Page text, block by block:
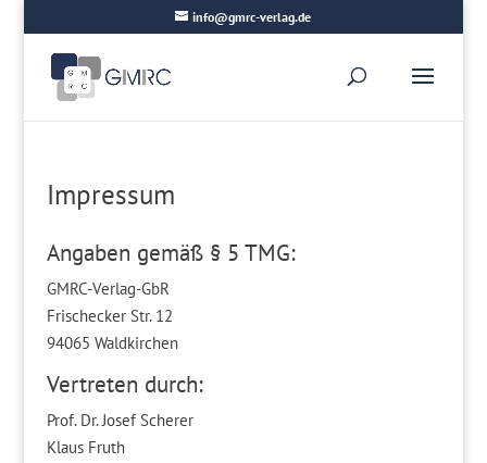
info@gmrc-verlag.de
Impressum
Angaben gemäß § 5 TMG:
GMRC-Verlag-GbR
Frischecker Str. 12
94065 Waldkirchen
Vertreten durch:
Prof. Dr. Josef Scherer
Klaus Fruth